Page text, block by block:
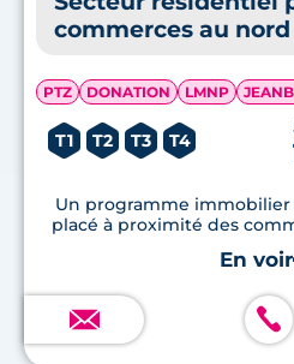
commerces au
PTZ DONATION LMNP
T1 T2 T3 T4
Un programme
placé à proximité des